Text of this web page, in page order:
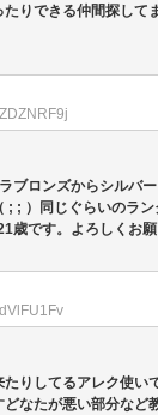
りできる仲間探して
ブロンズからシルバ
; ; ）同じぐらいのラ
歳です。よろしくお願
りしてるアレク使い
なたが悪い部分など